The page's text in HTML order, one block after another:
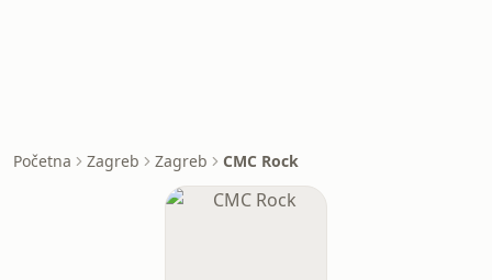
Početna Zagreb Zagreb CMC Rock